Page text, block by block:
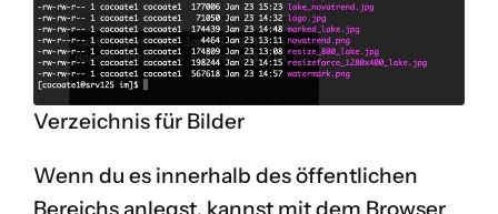
Verzeichnis für Bilder
Wenn du es innerhalb des öffentlichen